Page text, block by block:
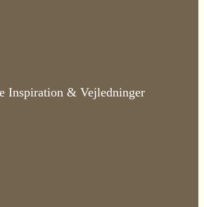
Inspiration & Vejledninger